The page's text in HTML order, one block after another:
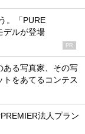
。「PURE
デルが登場
PR
ある写真家、その写
をあてるコンテス
法人プラン